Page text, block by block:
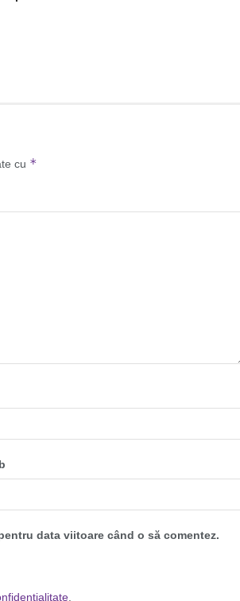
cu *
data viitoare când o să comentez.